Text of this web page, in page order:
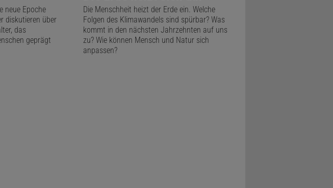
die regelmäßigen Signale
Ereignis erfuhr.
neue Epoche
diskutieren über
das
geprägt
Die Menschheit heizt der Erde ein. Welche
Folgen des Klimawandels sind spürbar? Was
kommt in den nächsten Jahrzehnten auf uns
zu? Wie können Mensch und Natur sich
anpassen?